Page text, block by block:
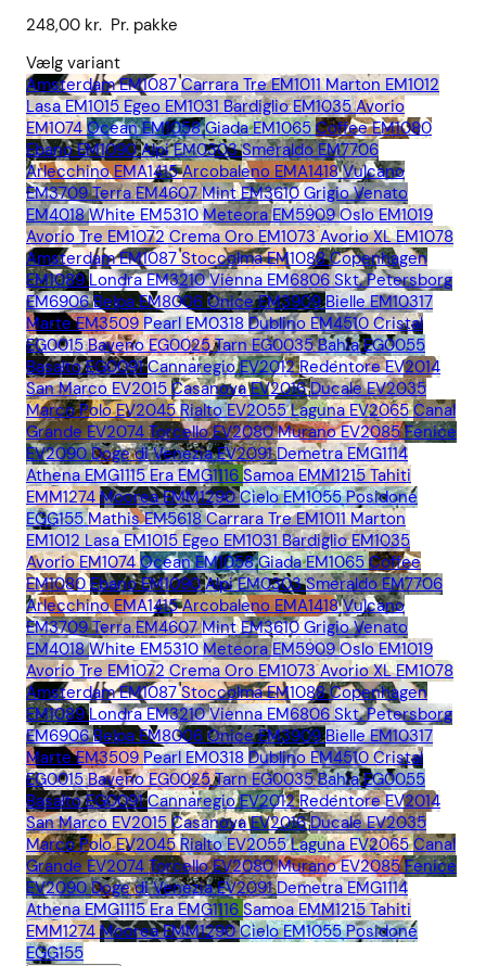
248,00 kr. Pr. pakke
Vælg variant
Amsterdam EM1087 Carrara Tre EM1011 Marton EM1012
Lasa EM1015 Egeo EM1031 Bardiglio EM1035 Avorio
EM1074 Ocean EM1058 Giada EM1065 Coffee EM1080
Ebano EM1090 Alpi EM0303 Smeraldo EM7706
Arlecchino EMA1415 Arcobaleno EMA1418 Vulcano
EM3709 Terra EM4607 Mint EM3610 Grigio Venato
EM4018 White EM5310 Meteora EM5909 Oslo EM1019
Avorio Tre EM1072 Crema Oro EM1073 Avorio XL EM1078
Amsterdam EM1087 Stoccolma EM1088 Copenhagen
EM1089 Londra EM3210 Vienna EM6806 Skt. Petersborg
EM6906 Belpa EM8006 Onice EM3909 Bielle EM10317
Marte EM3509 Pearl EM0318 Dublino EM4510 Cristal
EG0015 Baveno EG0025 Tarn EG0035 Bahia EG0055
Basalto EG0091 Cannaregio EV2012 Redentore EV2014
San Marco EV2015 Casanova EV2016 Ducale EV2035
Marco Polo EV2045 Rialto EV2055 Laguna EV2065 Canal
Grande EV2074 Torcello EV2080 Murano EV2085 Fenice
EV2090 Doge di Venezia EV2091 Demetra EMG1114
Athena EMG1115 Era EMG1116 Samoa EMM1215 Tahiti
EMM1274 Moorea EMM1290 Cielo EM1055 Posidone
EGG155 Mathis EM5618 Carrara Tre EM1011 Marton
EM1012 Lasa EM1015 Egeo EM1031 Bardiglio EM1035
Avorio EM1074 Ocean EM1058 Giada EM1065 Coffee
EM1080 Ebano EM1090 Alpi EM0303 Smeraldo EM7706
Arlecchino EMA1415 Arcobaleno EMA1418 Vulcano
EM3709 Terra EM4607 Mint EM3610 Grigio Venato
EM4018 White EM5310 Meteora EM5909 Oslo EM1019
Avorio Tre EM1072 Crema Oro EM1073 Avorio XL EM1078
Amsterdam EM1087 Stoccolma EM1088 Copenhagen
EM1089 Londra EM3210 Vienna EM6806 Skt. Petersborg
EM6906 Belpa EM8006 Onice EM3909 Bielle EM10317
Marte EM3509 Pearl EM0318 Dublino EM4510 Cristal
EG0015 Baveno EG0025 Tarn EG0035 Bahia EG0055
Basalto EG0091 Cannaregio EV2012 Redentore EV2014
San Marco EV2015 Casanova EV2016 Ducale EV2035
Marco Polo EV2045 Rialto EV2055 Laguna EV2065 Canal
Grande EV2074 Torcello EV2080 Murano EV2085 Fenice
EV2090 Doge di Venezia EV2091 Demetra EMG1114
Athena EMG1115 Era EMG1116 Samoa EMM1215 Tahiti
EMM1274 Moorea EMM1290 Cielo EM1055 Posidone
EGG155